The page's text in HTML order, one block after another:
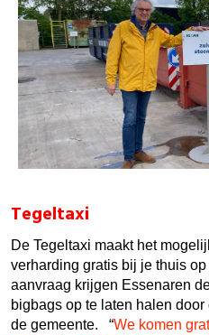
Tegeltaxi
De Tegeltaxi maakt het
verharding gratis bij je thuis
aanvraag krijgen Essenaren
bigbags op te laten halen
de gemeente. “We komen